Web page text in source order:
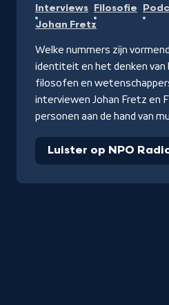
Interviews Filosofie
Johan Fretz
Welke nummers zijn
identiteit en het denken van
filosofen en
interviewen Johan Fretz en
personen aan de hand van
Luister op NPO